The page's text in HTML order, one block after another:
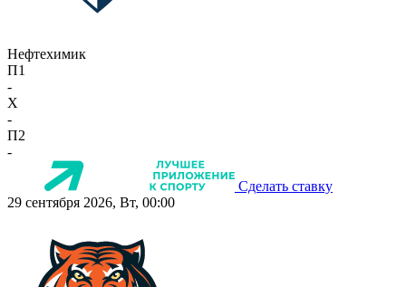
Нефтехимик
П1
-
X
-
П2
-
Сделать ставку
29 сентября 2026, Вт, 00:00